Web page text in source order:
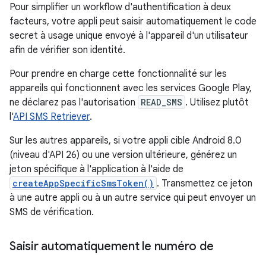
Pour simplifier un workflow d'authentification à deux
facteurs, votre appli peut saisir automatiquement le code
secret à usage unique envoyé à l'appareil d'un utilisateur
afin de vérifier son identité.
Pour prendre en charge cette fonctionnalité sur les
appareils qui fonctionnent avec les services Google Play,
ne déclarez pas l'autorisation READ_SMS . Utilisez plutôt
l'API SMS Retriever.
Sur les autres appareils, si votre appli cible Android 8.0
(niveau d'API 26) ou une version ultérieure, générez un
jeton spécifique à l'application à l'aide de
createAppSpecificSmsToken() . Transmettez ce jeton
à une autre appli ou à un autre service qui peut envoyer un
SMS de vérification.
Saisir automatiquement le numéro de